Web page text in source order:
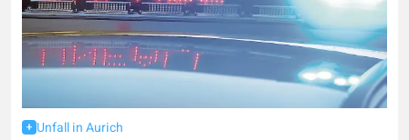
Unfall in Aurich